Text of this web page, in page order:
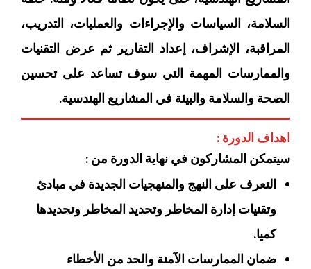
السلامة، السياسات والإجراءات والعمليات، التدريب،
المراقبة، الإشراف، إعداد التقارير ثم عرض التقنيات
والممارسات المهمة التي سوف تساعد على تحسين
الصحة والسلامة والبيئة في المشاريع الهندسية‏.
اهداف الدورة :
سيتمكن المشاركون في نهاية الدورة من :
التعرف على النهج والمنهجيات الجديدة في مبادئ
وتقنيات إدارة المخاطر وتحديد المخاطر وتحديدها
كميا‏‏.
ضمان الممارسات الآمنة والحد من الأخطاء